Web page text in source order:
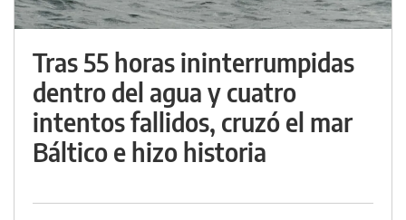
Tras 55 horas ininterrumpidas
dentro del agua y cuatro
intentos fallidos, cruzó el mar
Báltico e hizo historia